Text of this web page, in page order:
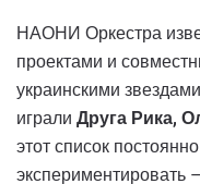
НАОНИ Оркестра
проектами и
украинскими
играли Друга Рика,
этот список
экспериментировать